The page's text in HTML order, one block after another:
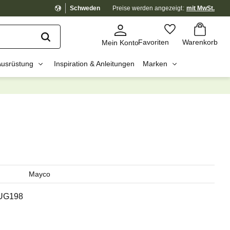
Schweden Preise werden angezeigt mit MwSt.
Mein KontoFavoriten Warenkorb
Favoriten
Warenkorb
Inspiration & Anleitungen Marken
Mayco